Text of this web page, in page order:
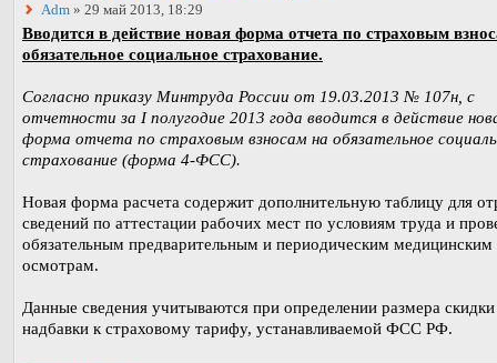
Adm » 29 май 2013, 18:29
Вводится в действие новая форма отчета по страховым
обязательное социальное страхование.
Согласно приказу Минтруда России от 19.03.2013 № 107н, с
отчетности за I полугодие 2013 года вводится в действие
форма отчета по страховым взносам на обязательное
страхование (форма 4-ФСС).
Новая форма расчета содержит дополнительную таблицу для
сведений по аттестации рабочих мест по условиям труда и
обязательным предварительным и периодическим медицинским
осмотрам.
Данные сведения учитываются при определении размера
надбавки к страховому тарифу, устанавливаемой ФСС РФ.